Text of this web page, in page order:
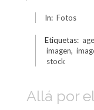
In: Fotos
Etiquetas:
imagen,
stock
Allá por